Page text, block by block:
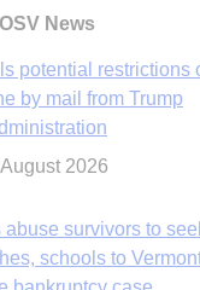
OSV News
abuse survivors to seek
bankruptcy case
Senate passes